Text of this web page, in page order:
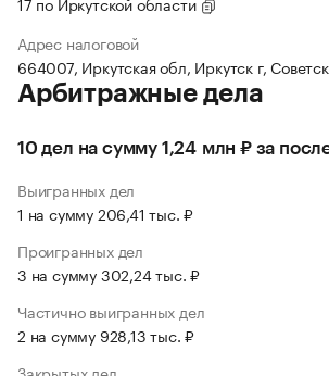
Адрес налоговой
664007, Иркутская обл, Иркутск г,
Арбитражные дела
10 дел на сумму 1,24 млн ₽ за
Выигранных дел
1 на сумму 206,41 тыс. ₽
Проигранных дел
3 на сумму 302,24 тыс. ₽
Частично выигранных дел
2 на сумму 928,13 тыс. ₽